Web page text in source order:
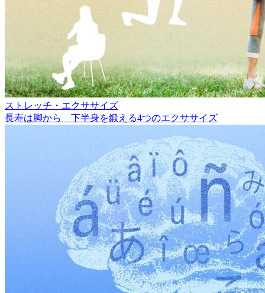
ストレッチ・エクササイズ
長寿は脚から 下半身を鍛える4つのエクササイズ